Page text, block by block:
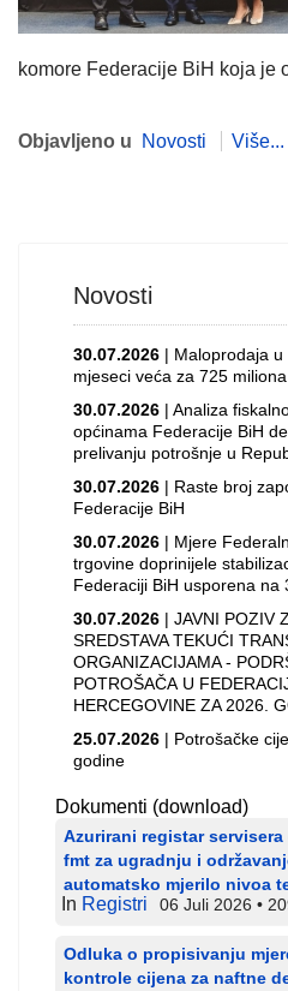
komore Federacije BiH koja je
Objavljeno u Novosti Više...
Novosti
30.07.2026 | Maloprodaja
mjeseci veća za 725
30.07.2026 | Analiza
općinama Federacije BiH
prelivanju potrošnje u
30.07.2026 | Raste broj
Federacije BiH
30.07.2026 | Mjere
trgovine doprinijele
Federaciji BiH usporena na
30.07.2026 | JAVNI POZIV
SREDSTAVA TEKUĆI
ORGANIZACIJAMA -
POTROŠAČA U
HERCEGOVINE ZA 2026.
25.07.2026 | Potrošačke
godine
Dokumenti (download)
Azurirani registar
fmt za ugradnju i
automatsko mjerilo nivoa
In Registri 06 Juli 2026
Odluka o propisivanju
kontrole cijena za naftne